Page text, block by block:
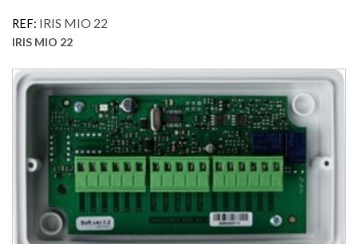
REF: IRIS MIO 22
IRIS MIO 22